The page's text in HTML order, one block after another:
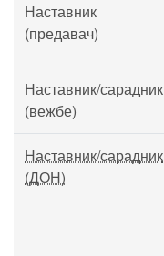
Наставник
(предавач)
Наставник/сарадник
(вежбе)
Наставник/сарадник
(ДОН)